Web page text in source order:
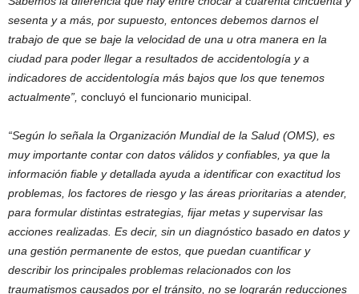
sesenta y a más, por supuesto, entonces debemos darnos el
trabajo de que se baje la velocidad de una u otra manera en la
ciudad para poder llegar a resultados de accidentología y a
indicadores de accidentología más bajos que los que tenemos
actualmente”, concluyó el funcionario municipal.
“Según lo señala la Organización Mundial de la Salud (OMS), es
muy importante contar con datos válidos y confiables, ya que la
información fiable y detallada ayuda a identificar con exactitud los
problemas, los factores de riesgo y las áreas prioritarias a atender,
para formular distintas estrategias, fijar metas y supervisar las
acciones realizadas. Es decir, sin un diagnóstico basado en datos y
una gestión permanente de estos, que puedan cuantificar y
describir los principales problemas relacionados con los
traumatismos causados por el tránsito, no se lograrán reducciones